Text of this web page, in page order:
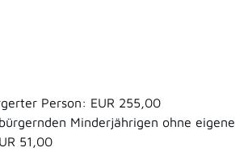
Person: EUR 255,00
Minderjährigen ohne eigene
51,00